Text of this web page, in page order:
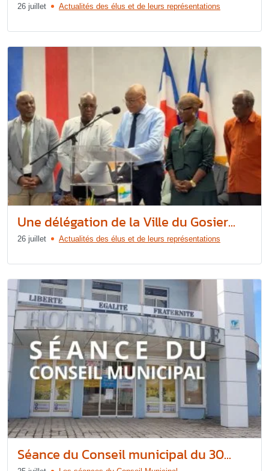
26 juillet Actualités des élus et de leurs représentations
Une délégation de la Ville du Gosier...
26 juillet Actualités des élus et de leurs représentations
Séance du Conseil municipal du 30...